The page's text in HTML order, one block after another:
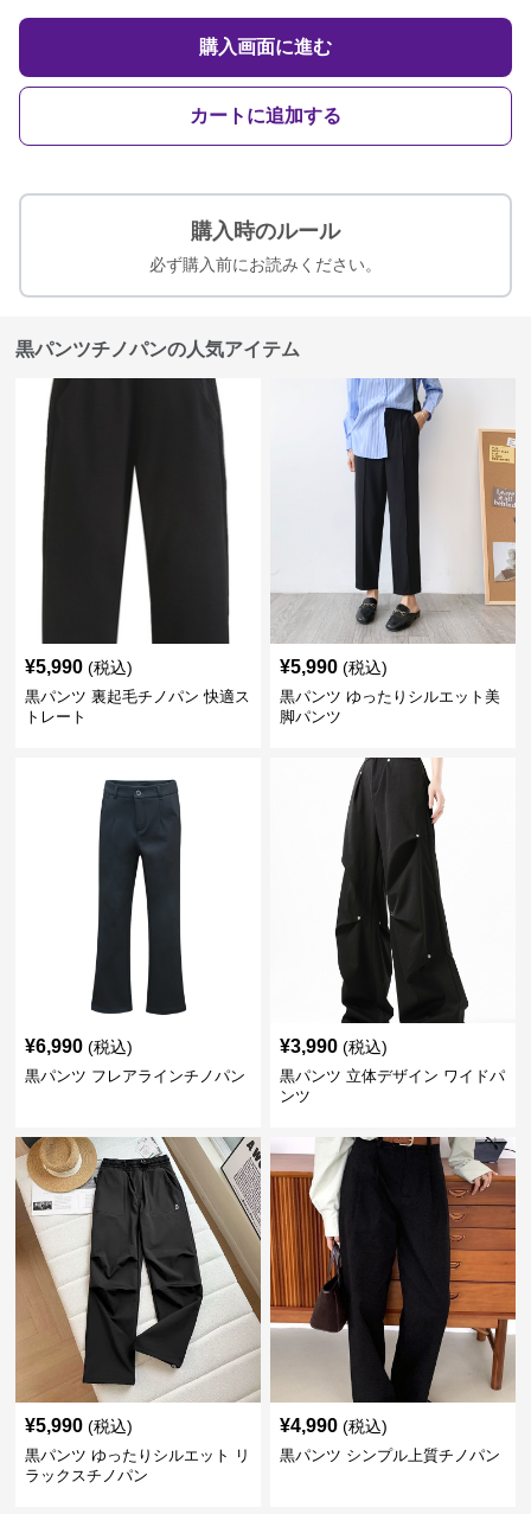
購入画面に進む
カートに追加する
購入時のルール
必ず購入前にお読みください。
黒パンツチノパンの人気アイテム
¥5,990 (税込)
黒パンツ 裏起毛チノパン 快適ス
トレート
¥5,990 (税込)
黒パンツ ゆったりシルエット美
脚パンツ
¥6,990 (税込)
黒パンツ フレアラインチノパン
¥3,990 (税込)
黒パンツ 立体デザイン ワイドパ
ンツ
¥5,990 (税込)
黒パンツ ゆったりシルエット リ
ラックスチノパン
¥4,990 (税込)
黒パンツ シンプル上質チノパン